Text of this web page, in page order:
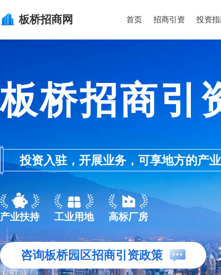
板桥招商网 首页 招商引资 投资
板桥招商引
投资入驻，开展业务，可享地方的产
产业扶持 工业用地 高标厂房
咨询板桥园区招商引资政策